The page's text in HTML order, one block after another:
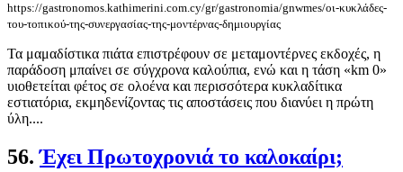
https://gastronomos.kathimerini.com.cy/gr/gastronomia/gnwmes/οι-κυκλάδες-
του-τοπικού-της-συνεργασίας-της-μοντέρνας-δημιουργίας
Τα μαμαδίστικα πιάτα επιστρέφουν σε μεταμοντέρνες εκδοχές, η
παράδοση μπαίνει σε σύγχρονα καλούπια, ενώ και η τάση «km 0»
υιοθετείται φέτος σε ολοένα και περισσότερα κυκλαδίτικα
εστιατόρια, εκμηδενίζοντας τις αποστάσεις που διανύει η πρώτη
ύλη....
56.Έχει Πρωτοχρονιά το καλοκαίρι;